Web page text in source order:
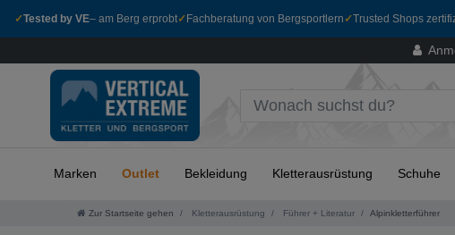
✓Tested by VE– am Berg erprobt✓ Fachberatung von Bergsportlern ✓Trusted Shops
Marken Outlet Bekleidung Kletterausrüstung Schuhe
Zur Startseite gehen Kletterausrüstung Führer + Literatur Alpinkletterführer